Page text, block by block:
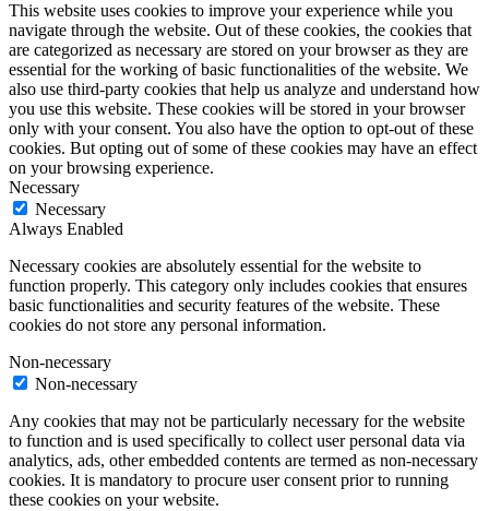
This website uses cookies to improve your experience while you
navigate through the website. Out of these cookies, the cookies that
are categorized as necessary are stored on your browser as they are
essential for the working of basic functionalities of the website. We
also use third-party cookies that help us analyze and understand how
you use this website. These cookies will be stored in your browser
only with your consent. You also have the option to opt-out of these
cookies. But opting out of some of these cookies may have an effect
on your browsing experience.
Necessary
Necessary
Always Enabled
Necessary cookies are absolutely essential for the website to
function properly. This category only includes cookies that ensures
basic functionalities and security features of the website. These
cookies do not store any personal information.
Non-necessary
Non-necessary
Any cookies that may not be particularly necessary for the website
to function and is used specifically to collect user personal data via
analytics, ads, other embedded contents are termed as non-necessary
cookies. It is mandatory to procure user consent prior to running
these cookies on your website.